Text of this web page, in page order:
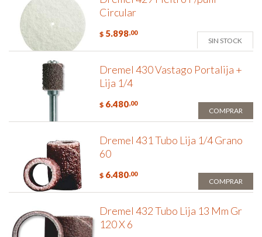
Circular
$ 5.898,00
SIN STOCK
Dremel 430 Vastago Portalija +
Lija 1/4
$ 6.480,00
COMPRAR
Dremel 431 Tubo Lija 1/4 Grano
60
$ 6.480,00
COMPRAR
Dremel 432 Tubo Lija 13 Mm Gr
120 X 6